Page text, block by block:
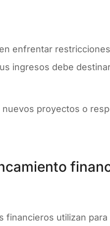
enfrentar
ingresos debe
proyectos o
financieros utilizan para